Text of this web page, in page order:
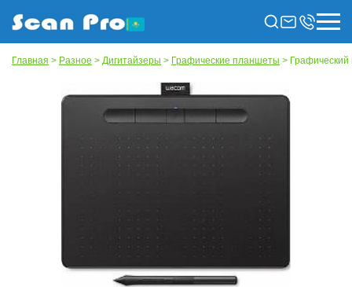
Главная > Разное > Дигитайзеры > Графические планшеты >